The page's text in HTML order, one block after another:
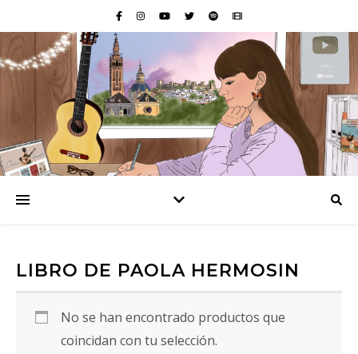
LIBRO DE PAOLA HERMOSIN
No se han encontrado productos que
coincidan con tu selección.